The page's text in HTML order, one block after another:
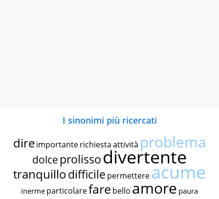
I sinonimi più ricercati
dire importante richiestaattività problema
dolce prolissodivertente
tranquillodifficile permettereacume
inerme particolarefare bello amore paura